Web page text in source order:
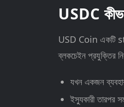
USDC
USD Coin একটি
ব্লকচেইন প্রযুক্তির
যখন একজন
ইস্যুকারী তারপর